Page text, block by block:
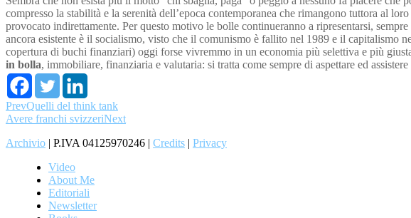
compresso la stabilità e la serenità dell’epoca contemporanea che rimangono tuttora al
provocato indirettamente. Per questo motivo le bolle continueranno a ripresentarsi,
ancora esistente è il socialismo, visto che il comunismo è fallito nel 1989 e il capitalismo
copertura di buchi finanziari) oggi forse vivremmo in un economia più selettiva e più
in bolla, immobiliare, finanziaria e valutaria: si tratta come sempre di aspettare ed
PrevQuelli del think tank
Avere franchi svizzeriNext
Archivio | P.IVA 04125970246 | Credits | Privacy
Video
About Me
Editoriali
Newsletter